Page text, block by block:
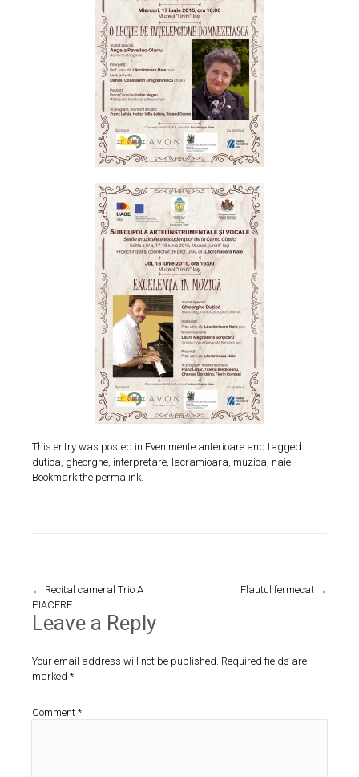
This entry was posted in Evenimente anterioare and tagged
dutica, gheorghe, interpretare, lacramioara, muzica, naie.
Bookmark the permalink.
Post
navigation
← Recital cameral Trio A
PIACERE
Flautul fermecat →
Leave a Reply
Your email address will not be published. Required fields are
marked *
Comment *